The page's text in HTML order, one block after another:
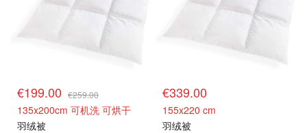
€199.00 €259.00
135x200cm 可机洗 可烘干
羽绒被
€339.00
155x220 cm
羽绒被